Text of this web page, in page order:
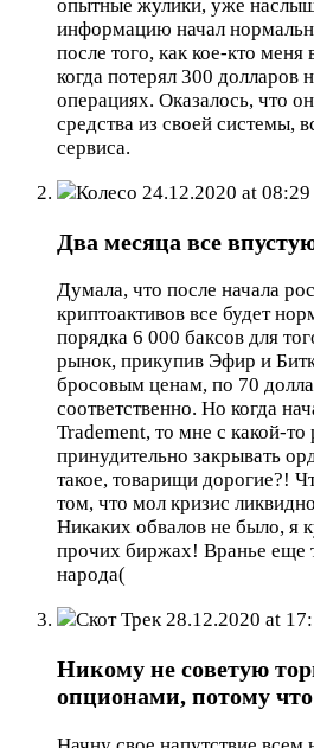
опытные жулики, уже
информацию начал
после того, как кое-кто
когда потерял 300 долларов
операциях. Оказалось, что
средства из своей системы,
сервиса.
Колесо 24.12.2020 at 08:29
Два месяца все
Думала, что после начала
криптоактивов все будет
порядка 6 000 баксов для
рынок, прикупив Эфир и
бросовым ценам, по 70
соответственно. Но когда
Tradement, то мне с какой-то
принудительно закрывать
такое, товарищи дорогие?!
том, что мол кризис
Никаких обвалов не было, я
прочих биржах! Вранье еще
народа(
Скот Трек28.12.2020 at
Никому не советую
опционами, потому